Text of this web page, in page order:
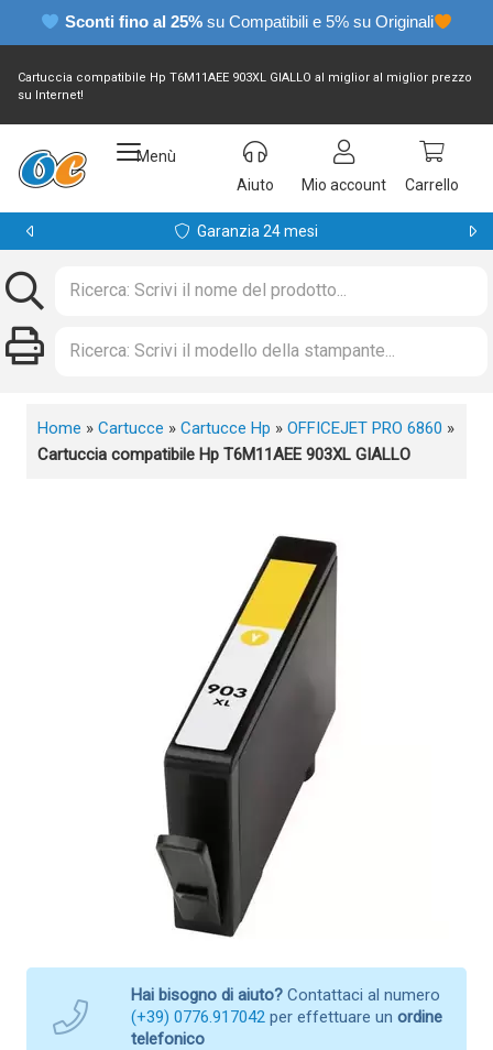
Sconti fino al 25% su Compatibili e 5% su Originali
Cartuccia compatibile Hp T6M11AEE 903XL GIALLO al miglior al miglior prezzo
su Internet!
Menù
Aiuto
Mio account Carrello
Garanzia 24 mesi
Home » Cartucce » Cartucce Hp » OFFICEJET PRO 6860 »
Cartuccia compatibile Hp T6M11AEE 903XL GIALLO
Hai bisogno di aiuto? Contattaci al numero
(+39) 0776.917042 per effettuare un ordine
telefonico